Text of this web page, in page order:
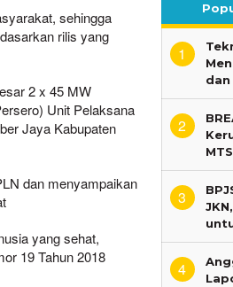
sehingga
rilis yang
2 x 45 MW
Unit Pelaksana
Jaya Kabupaten
dan menyampaikan
yang sehat,
19 Tahun 2018
1
dan
2
3
4